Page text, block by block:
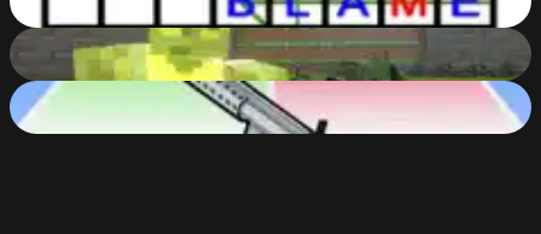
61
Counter Craft: Modern Warfare
84
Get a Cool Gun!
80